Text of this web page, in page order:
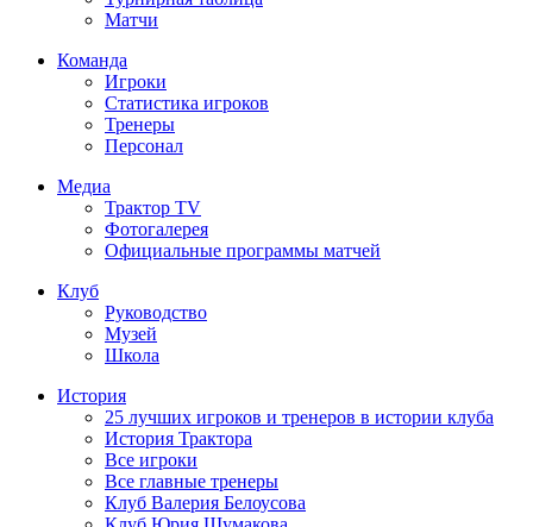
Матчи
Команда
Игроки
Статистика игроков
Тренеры
Персонал
Медиа
Трактор TV
Фотогалерея
Официальные программы матчей
Клуб
Руководство
Музей
Школа
История
25 лучших игроков и тренеров в истории клуба
История Трактора
Все игроки
Все главные тренеры
Клуб Валерия Белоусова